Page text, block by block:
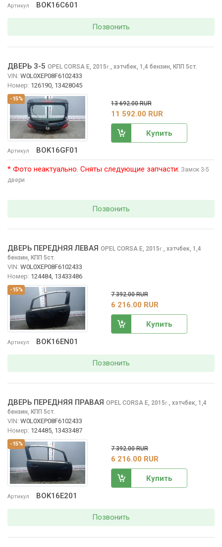
Артикул BOK16C601
Позвонить
-15%
Артикул BOK16GF01
ДВЕРЬ 3-5 OPEL CORSA E, 2015г., хэтчбек, 1,4 бензин, КПП 5ст.
VIN: W0L0XEP08F6102433
Номер: 126190, 13428045
13 692.00 RUR
11 592.00 RUR
Купить
* Фото неактуально. Сняты следующие запчасти: Замок 3-5
двери
Позвонить
-15%
Артикул BOK16EN01
ДВЕРЬ ПЕРЕДНЯЯ ЛЕВАЯ OPEL CORSA E, 2015г., хэтчбек, 1,4
бензин, КПП 5ст.
VIN: W0L0XEP08F6102433
Номер: 124484, 13433486
7 392.00 RUR
6 216.00 RUR
Купить
Позвонить
-15%
Артикул BOK16E201
ДВЕРЬ ПЕРЕДНЯЯ ПРАВАЯ OPEL CORSA E, 2015г., хэтчбек, 1,4
бензин, КПП 5ст.
VIN: W0L0XEP08F6102433
Номер: 124485, 13433487
7 392.00 RUR
6 216.00 RUR
Купить
Позвонить